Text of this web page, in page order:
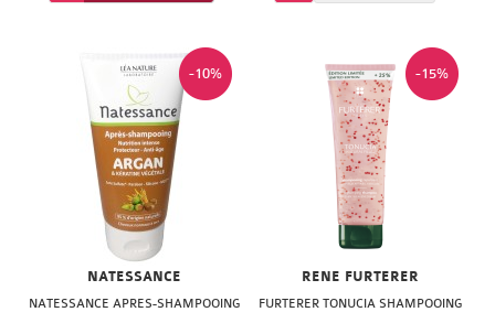
PHYTEA
PILEJE
SOLGAR
AROMS
PLANTER'S
WELEDA
-10%
NATESSANCE
NATESSANCE APRES-SHAMPOOING
-15%
RENE FURTERER
FURTERER TONUCIA SHAMPOOING